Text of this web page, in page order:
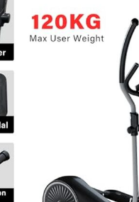
est pré-
80% en
aux
détaillées
dans le
outils inclus
l'emballage,
prend
minutes.
rapidement
parcours de
en forme!